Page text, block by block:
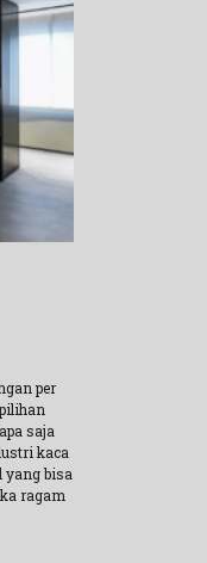
per
saja
kaca
yang bisa
ragam